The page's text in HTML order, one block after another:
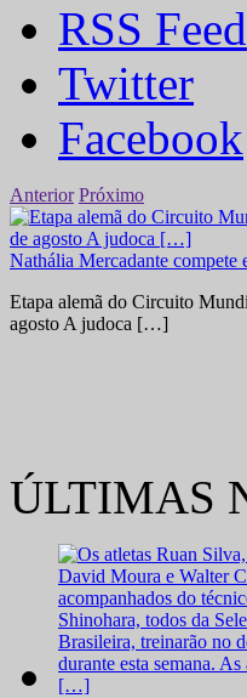
RSS Feed
Twitter
Facebook
Anterior Próximo
Nathália Mercadante compete
Etapa alemã do Circuito
agosto A judoca […]
ÚLTIMAS